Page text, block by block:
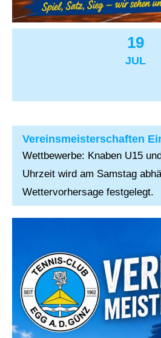
19
JUL
Vereinsmeisterschaften
Wettbewerbe: Knaben U15
Uhrzeit wird am Samstag
Wettervorhersage festgelegt.